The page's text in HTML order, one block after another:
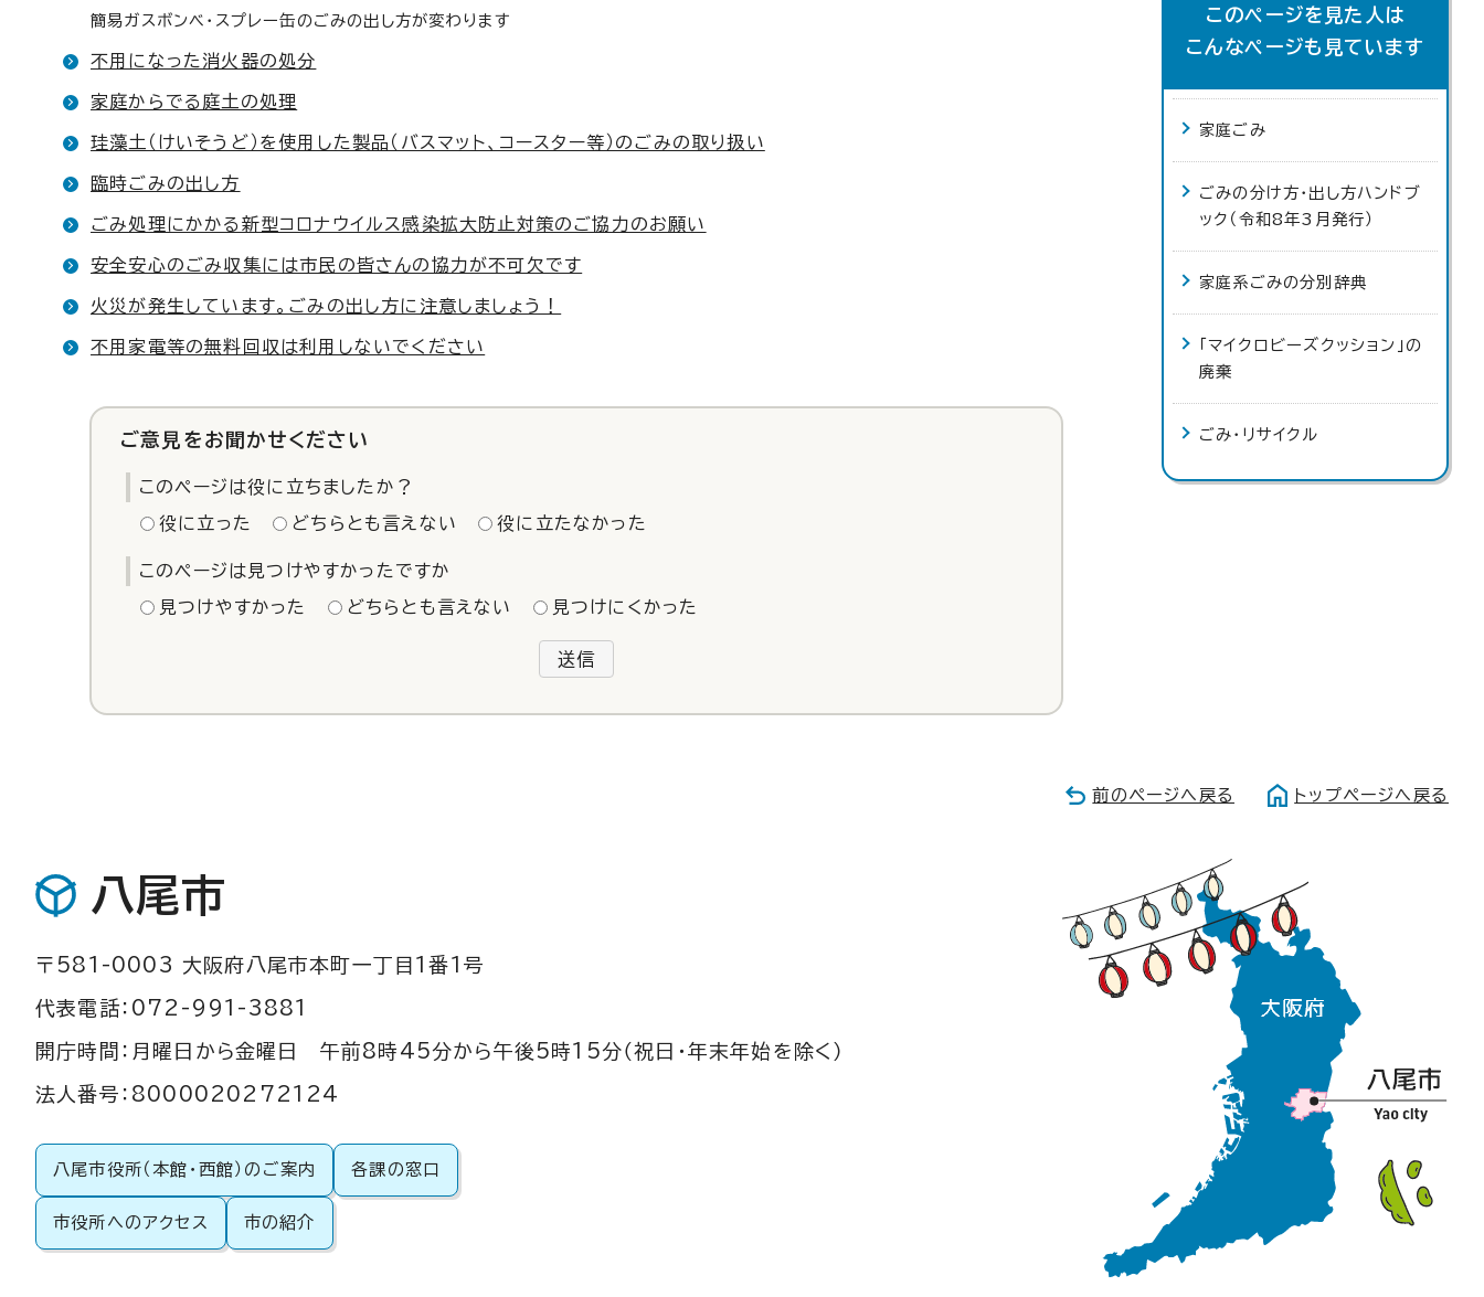
簡易ガスボンベ・スプレー缶のごみの出し方が変わります
不用になった消火器の処分
家庭からでる庭土の処理
珪藻土（けいそうど）を使用した製品（バスマット、コースター等）のごみの取り扱い
臨時ごみの出し方
ごみ処理にかかる新型コロナウイルス感染拡大防止対策のご協力のお願い
安全安心のごみ収集には市民の皆さんの協力が不可欠です
火災が発生しています。ごみの出し方に注意しましょう！
不用家電等の無料回収は利用しないでください
ご意見をお聞かせください
このページは役に立ちましたか？
役に立った どちらとも言えない 役に立たなかった
このページは見つけやすかったですか
見つけやすかった どちらとも言えない 見つけにくかった
送信
このページを見た人は
こんなページも見ています
家庭ごみ
ごみの分け方・出し方ハンドブ
ック（令和8年3月発行）
家庭系ごみの分別辞典
「マイクロビーズクッション」の
廃棄
ごみ・リサイクル
前のページへ戻る トップページへ戻る
八尾市
〒581-0003 大阪府八尾市本町一丁目1番1号
代表電話：072-991-3881
開庁時間：月曜日から金曜日 午前8時45分から午後5時15分（祝日・年末年始を除く）
法人番号：8000020272124
八尾市役所（本館・西館）のご案内 各課の窓口
市役所へのアクセス 市の紹介